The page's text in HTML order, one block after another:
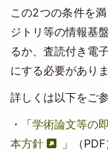
この2つの条件を
ジトリ等の情報基
るか、査読付き電
にする必要がありま
詳しくは以下をご
・「学術論文等の
本方針
」（PDF